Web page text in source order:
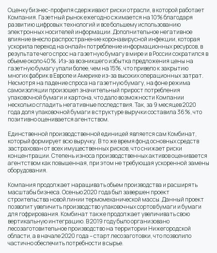
Оценку бизнес-профиля сдерживают риски отрасли, в которой работает
Компания. Газетный рынок ежегодно сжимается на 10% благодаря
развитию цифровых технологий и все большему использованию
электронных носителей информации. Дополнительное негативное
влияние внесло распространение коронавирусной инфекции, которая
ускорила переход на онлайн потребление информационных ресурсов, в
результате чего спрос на газетную бумагу в мире и в России сократился в
объеме около 40%. Из-за возникшего избытка предложения цены на
газетную бумагу упали более, чем на 15%, что привело к закрытию
многих фабрик в Европе и Америке из-за высоких операционных затрат.
Несмотря на падение спроса на газетную бумагу, на фоне режима
самоизоляции произошел значительный прирост потребления
упаковочной бумаги и картона, что дало возможности Компании
несколько сгладить негативные последствия. Так, за 9 месяцев 2020
года доля упаковочной бумаги в структуре выручки составила 36%, что
позитивно оценивается агентством.
Единственной производственной единицей является сам Комбинат,
который формирует всю выручку. В то же время фонд основных средств
застрахован от всех имущественных рисков, что снижает риски
концентрации. Степень износа производственных активов оценивается
агентством как повышенная, при этом не требующая ускоренной замены
оборудования.
Компания продолжает наращивать объем производства и расширять
масштабы бизнеса. Осенью 2020 года был завершен проект
строительства новой линии термомеханической массы. Данный проект
позволит увеличить производство упаковочных сортов бумаги и бумаги
для гофрирования. Комбинат также продолжает увеличивать свою
вертикальную интеграцию. В 2019 году было организовано
лесозаготовительное производство на территории Нижегородской
области, а в начале 2020 года – старт лесозаготовки, что позволило
частично обеспечить потребности в сырье.